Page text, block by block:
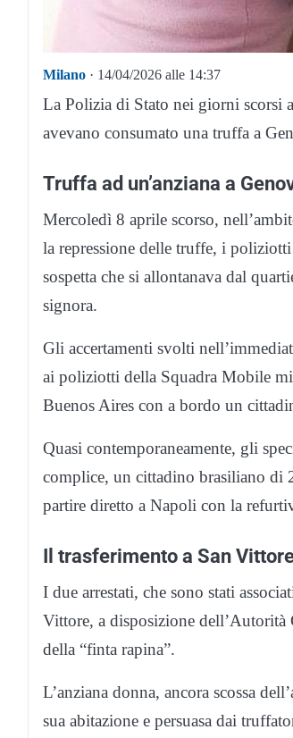
Milano · 14/04/2026 alle 14:37
La Polizia di Stato nei giorni scorsi
avevano consumato una truffa a
Truffa ad un’anziana a
Mercoledì 8 aprile scorso,
la repressione delle truffe, i
sospetta che si allontanava dal
signora.
Gli accertamenti svolti
ai poliziotti della Squadra Mobile
Buenos Aires con a bordo un
Quasi contemporaneamente, gli
complice, un cittadino brasiliano di
partire diretto a Napoli con la
Il trasferimento a San
I due arrestati, che sono stati
Vittore, a disposizione
della “finta rapina”.
L’anziana donna, ancora scossa
sua abitazione e persuasa dai